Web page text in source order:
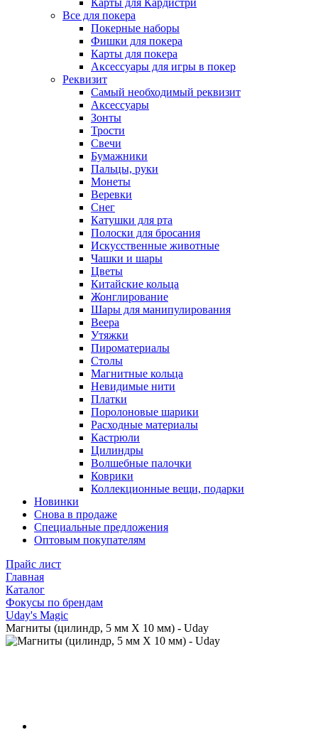
Карты для Кардистри
Все для покера
Покерные наборы
Фишки для покера
Карты для покера
Аксессуары для игры в покер
Реквизит
Самый необходимый реквизит
Аксессуары
Зонты
Трости
Свечи
Бумажники
Пальцы, руки
Монеты
Веревки
Снег
Катушки для рта
Полоски для бросания
Искусственные животные
Чашки и шары
Цветы
Китайские кольца
Жонглирование
Шары для манипулирования
Веера
Утяжки
Пироматериалы
Столы
Магнитные кольца
Невидимые нити
Платки
Поролоновые шарики
Расходные материалы
Кастрюли
Цилиндры
Волшебные палочки
Коврики
Коллекционные вещи, подарки
Новинки
Снова в продаже
Специальные предложения
Оптовым покупателям
Прайс лист
Главная
Каталог
Фокусы по брендам
Uday's Magic
Магниты (цилиндр, 5 мм X 10 мм) - Uday